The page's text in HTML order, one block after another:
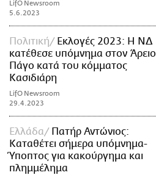
LifO Newsroom
5.6.2023
Πολιτική
Εκλογές 2023: Η ΝΔ
κατέθεσε υπόμνημα στον Άρειο
Πάγο κατά του κόμματος
Κασιδιάρη
LifO Newsroom
29.4.2023
Ελλάδα
Πατήρ Αντώνιος:
Καταθέτει σήμερα υπόμνημα-
Ύποπτος για κακούργημα και
πλημμέλημα